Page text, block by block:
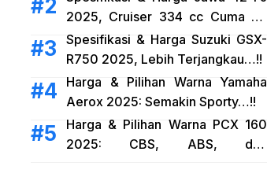
2025, Cruiser 334 cc Cuma 38
Jutaan…!!
Spesifikasi & Harga Suzuki GSX-
R750 2025, Lebih Terjangkau…!!
Harga & Pilihan Warna Yamaha
Aerox 2025: Semakin Sporty…!!
Harga & Pilihan Warna PCX 160
2025: CBS, ABS, dan